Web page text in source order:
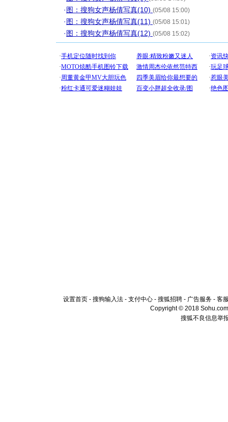
·图：搜狗女声杨倩写真(10) (05/08 15:00)
·图：搜狗女声杨倩写真(11) (05/08 15:01)
·图：搜狗女声杨倩写真(12) (05/08 15:02)
设置首页 - 搜狗输入法 - 支付中心 - 搜狐招聘 - 广告服务 - 客
Copyright © 2018
搜狐不良信息举